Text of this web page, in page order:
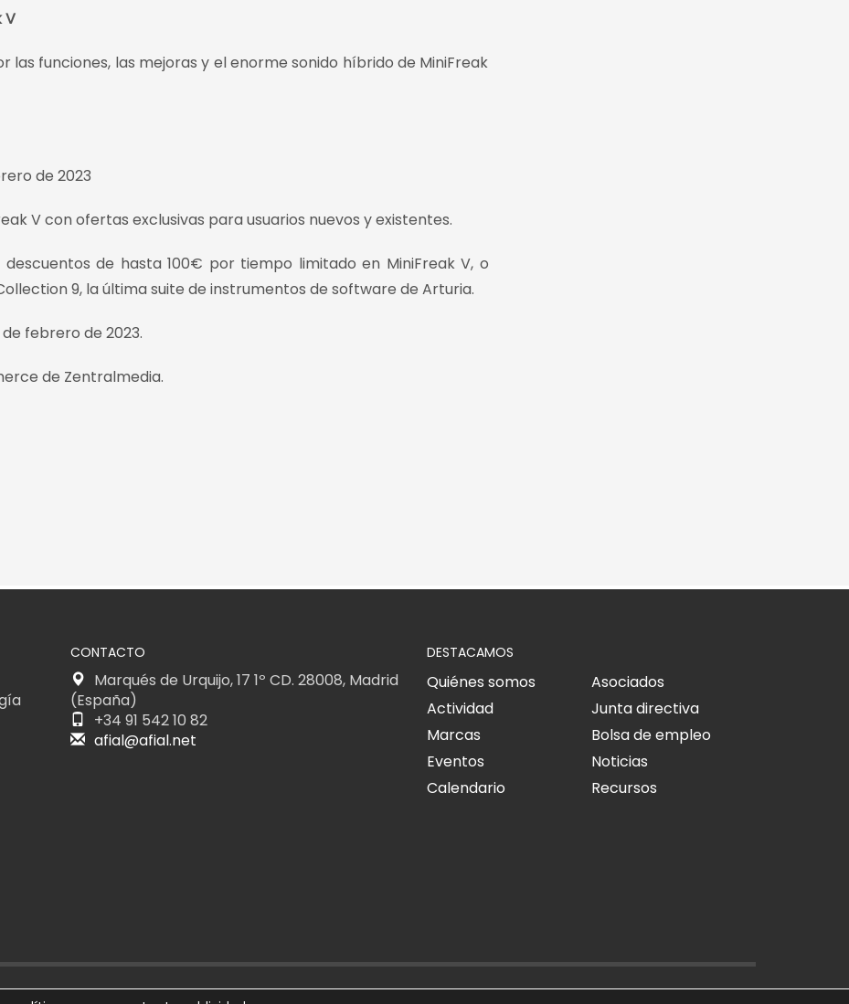
V
las funciones, las mejoras y el enorme sonido híbrido de MiniFreak
de 2023
V con ofertas exclusivas para usuarios nuevos y existentes.
de hasta 100€ por tiempo limitado en MiniFreak V, o
9, la última suite de instrumentos de software de Arturia.
febrero de 2023.
de Zentralmedia.
CONTACTO
Marqués de Urquijo, 17 1º CD. 28008, Madrid
(España)
+34 91 542 10 82
afial@afial.net
DESTACAMOS
Quiénes somos
Asociados
Actividad
Junta directiva
Marcas
Bolsa de empleo
Eventos
Noticias
Calendario
Recursos